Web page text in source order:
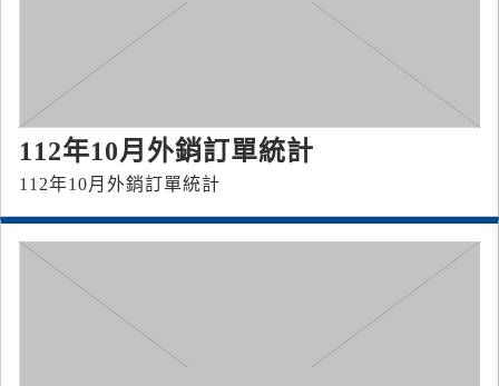
112年10月外銷訂單統計
112年10月外銷訂單統計